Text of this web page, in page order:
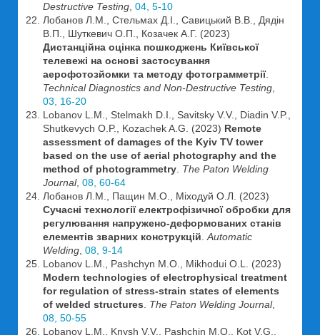
Destructive Testing 04, 5-10
Лобанов Л.М., Стельмах Д.І., Савицький В.В., Дядін
В.П., Шуткевич О.П., Козачек А.Г. (2023)
Дистанційна оцінка пошкоджень Київської
телевежі на основі застосування
аерофотозйомки та методу фотограмметрії.
Technical Diagnostics and Non-Destructive Testing
03, 16-20
Lobanov L.M., Stelmakh D.I., Savitsky V.V., Diadin V.P.,
Shutkevych O.P., Kozachek A.G. (2023) Remote
assessment of damages of the Kyiv TV tower
based on the use of aerial photography and the
method of photogrammetry The Paton Welding
Journal, 08, 60-64
Лобанов Л.М., Пащин М.О., Міходуй О.Л. (2023)
Сучасні технології електрофізичної обробки для
регулювання напружено-деформованих станів
елементів зварних конструкцій Automatic
Welding 08, 9-14
Lobanov L.M., Pashchyn M.O., Mikhodui O.L. (2023)
Modern technologies of electrophysical treatment
for regulation of stress-strain states of elements
of welded structures
The Paton Welding Journal,
08, 50-55
Lobanov L.M., Knysh V.V., Pashchin M.O., Kot V.G.,